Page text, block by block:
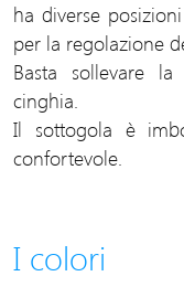
ha diverse
per la regolazione
Basta sollevare
cinghia.
Il sottogola è
confortevole.
I colori